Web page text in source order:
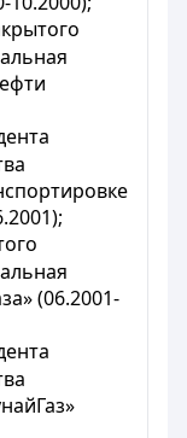
(06.2001-